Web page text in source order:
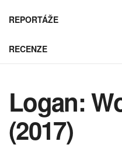
REPORTÁŽE
RECENZE
Logan:
(2017)